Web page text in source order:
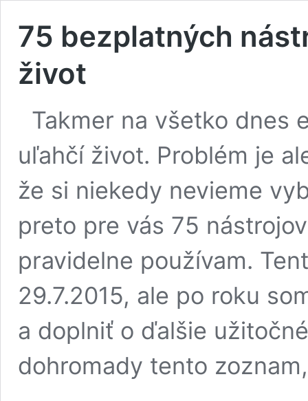
75 bezplatných
život
Takmer na všetko dnes
uľahčí život. Problém je
že si niekedy nevieme
preto pre vás 75
pravidelne používam.
29.7.2015, ale po roku
a doplniť o ďalšie
dohromady tento